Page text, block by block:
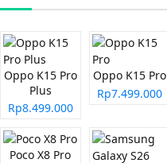
Oppo K15 Pro
Plus
Rp8.499.000
Oppo K15 Pro
Rp7.499.000
Poco X8 Pro